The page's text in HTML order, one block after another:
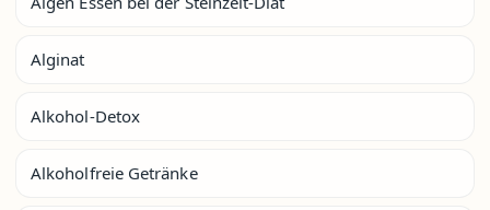
Alginat
Alkohol-Detox
Alkoholfreie Getränke